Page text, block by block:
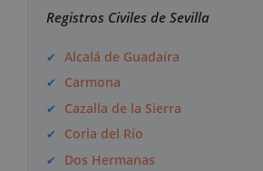
Registros Civiles de Sevilla
Alcalá de Guadaíra
Carmona
Cazalla de la Sierra
Coria del Río
Dos Hermanas